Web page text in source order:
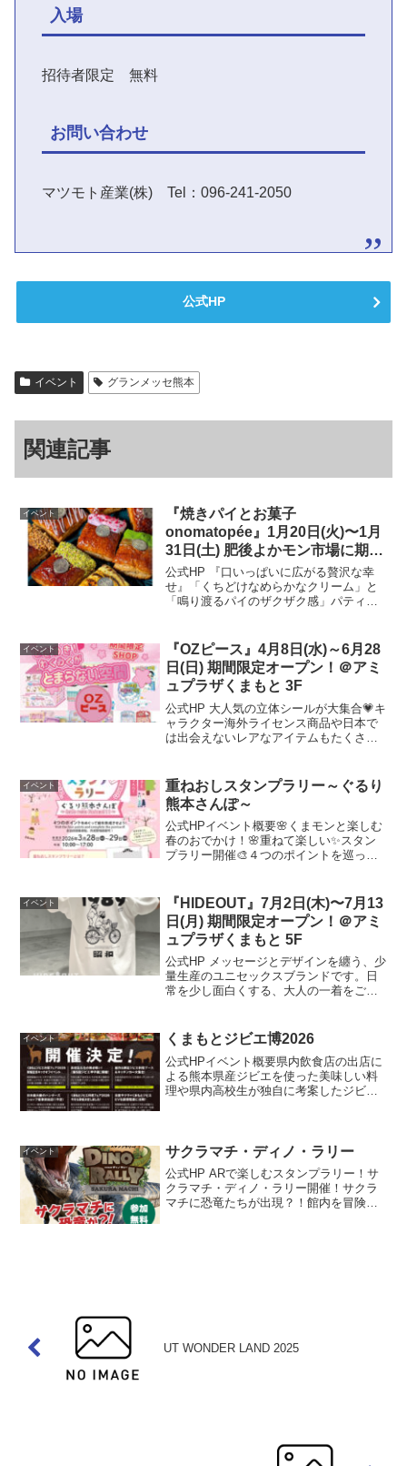
入場
招待者限定 無料
お問い合わせ
マツモト産業(株) Tel：096-241-2050
公式HP
イベント グランメッセ熊本
関連記事
イベント
『焼きパイとお菓子
onomatopée』1月20日(火)〜1月
31日(土) 肥後よかモン市場に期間
限定オープン！
公式HP 『口いっぱいに広がる贅沢な幸
せ』「くちどけなめらかなクリーム」と
「鳴り渡るパイのザクザク感」パティシ
のザクザク感をより楽しんでもらうため
に生地の表裏をキャ...
イベント
『OZピース』4月8日(水)～6月28
日(日) 期間限定オープン！＠アミ
ュプラザくまもと 3F
公式HP 大人気の立体シールが大集合💗キ
ャラクター海外ライセンス商品や日本で
は出会えないレアなアイテムもたくさん
イベント
重ねおしスタンプラリー～ぐるり
熊本さんぽ～
公式HPイベント概要🌸くまモンと楽しむ
春のおでかけ！🌸重ねて楽しい✨スタン
プラリー開催🎨４つのポイントを巡っ
してからのお楽しみ😊おでかけついでに
ぜひご参加ください！開...
イベント
『HIDEOUT』7月2日(木)〜7月13
日(月) 期間限定オープン！＠アミ
ュプラザくまもと 5F
公式HP メッセージとデザインを纏う、少
量生産のユニセックスブランドです。日
常を少し面白くする、大人の一着をご提
イベント くまもとジビエ博2026
公式HPイベント概要県内飲食店の出店に
よる熊本県産ジビエを使った美味しい料
理や県内高校生が独自に考案したジビエ
間にわたって販売し...
イベント サクラマチ・ディノ・ラリー
公式HP ARで楽しむスタンプラリー！サ
クラマチ・ディノ・ラリー開催！サクラ
マチに恐竜たちが出現？！館内を冒険す
UT WONDER LAND 2025